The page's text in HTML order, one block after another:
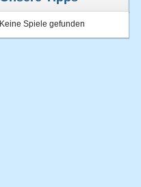
Keine Spiele gefunden